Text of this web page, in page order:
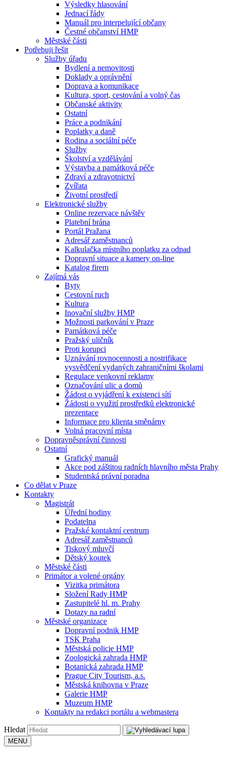
Výsledky hlasování
Jednací řády
Manuál pro interpelující občany
Čestné občanství HMP
Městské části
Potřebuji řešit
Služby úřadu
Bydlení a nemovitosti
Doklady a oprávnění
Doprava a komunikace
Kultura, sport, cestování a volný čas
Občanské aktivity
Ostatní
Práce a podnikání
Poplatky a daně
Rodina a sociální péče
Služby
Školství a vzdělávání
Výstavba a památková péče
Zdraví a zdravotnictví
Zvířata
Životní prostředí
Elektronické služby
Online rezervace návštěv
Platební brána
Portál Pražana
Adresář zaměstnanců
Kalkulačka místního poplatku za odpad
Dopravní situace a kamery on-line
Katalog firem
Zajímá vás
Byty
Cestovní ruch
Kultura
Inovační služby HMP
Možnosti parkování v Praze
Památková péče
Pražský uličník
Proti korupci
Uznávání rovnocennosti a nostrifikace
vysvědčení vydaných zahraničními školami
Regulace venkovní reklamy
Označování ulic a domů
Žádost o vyjádření k existenci sítí
Žádosti o využití prostředků elektronické
prezentace
Informace pro klienta směnárny
Volná pracovní místa
Dopravněsprávní činnosti
Ostatní
Grafický manuál
Akce pod záštitou radních hlavního města Prahy
Studentská právní poradna
Co dělat v Praze
Kontakty
Magistrát
Úřední hodiny
Podatelna
Pražské kontaktní centrum
Adresář zaměstnanců
Tiskový mluvčí
Dětský koutek
Městské části
Primátor a volené orgány
Vizitka primátora
Složení Rady HMP
Zastupitelé hl. m. Prahy
Dotazy na radní
Městské organizace
Dopravní podnik HMP
TSK Praha
Městská policie HMP
Zoologická zahrada HMP
Botanická zahrada HMP
Prague City Tourism, a.s.
Městská knihovna v Praze
Galerie HMP
Muzeum HMP
Kontakty na redakci portálu a webmastera
Hledat
MENU